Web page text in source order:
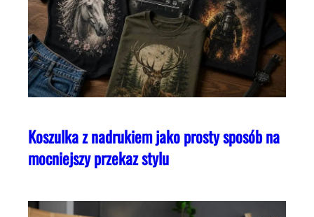
Koszulka z nadrukiem jako prosty sposób na
mocniejszy przekaz stylu